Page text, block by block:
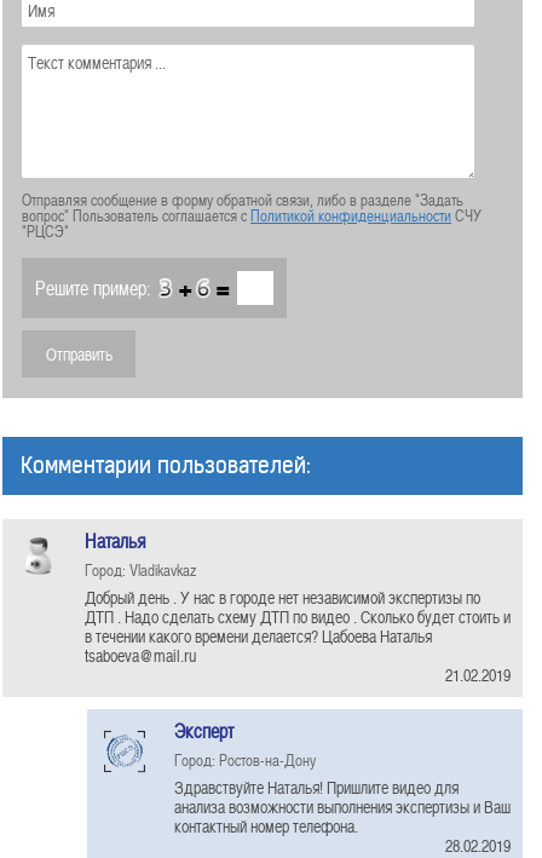
Отправляя сообщение в форму обратной связи, либо в разделе "Задать
вопрос" Пользователь соглашается сПолитикой конфиденциальностиСЧУ
"РЦСЭ"
Решите пример: + =
Комментарии пользователей:
Наталья
Город: Vladikavkaz
Добрый день . У нас в городе нет независимой экспертизы по
ДТП . Надо сделать схему ДТП по видео . Сколько будет стоить и
в течении какого времени делается? Цабоева Наталья
tsaboeva@mail.ru
21.02.2019
Эксперт
Город: Ростов-на-Дону
Здравствуйте Наталья! Пришлите видео для
анализа возможности выполнения экспертизы и Ваш
контактный номер телефона.
28.02.2019